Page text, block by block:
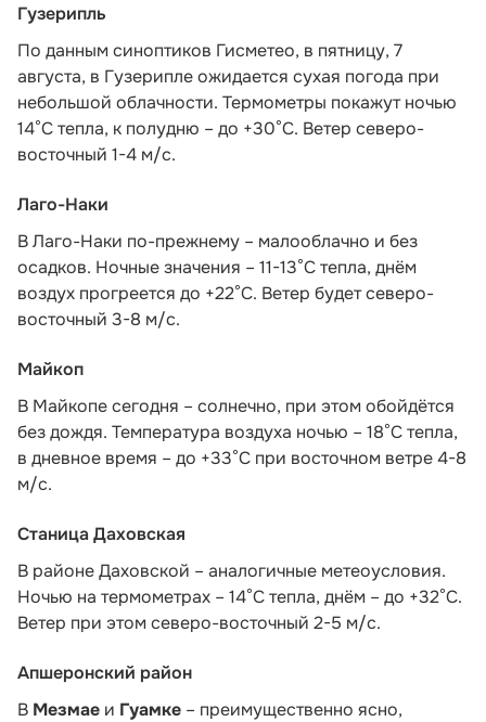
Гузерипль
По данным синоптиков Гисметео, в пятницу, 7
августа, в Гузерипле ожидается сухая погода при
небольшой облачности. Термометры покажут ночью
14°С тепла, к полудню – до +30°С. Ветер северо-
восточный 1-4 м/с.
Лаго-Наки
В Лаго-Наки по-прежнему – малооблачно и без
осадков. Ночные значения – 11-13°С тепла, днём
воздух прогреется до +22°С. Ветер будет северо-
восточный 3-8 м/с.
Майкоп
В Майкопе сегодня – солнечно, при этом обойдётся
без дождя. Температура воздуха ночью – 18°С тепла,
в дневное время – до +33°С при восточном ветре 4-8
м/с.
Станица Даховская
В районе Даховской – аналогичные метеоусловия.
Ночью на термометрах – 14°C тепла, днём – до +32°C.
Ветер при этом северо-восточный 2-5 м/с.
Апшеронский район
В Мезмае и Гуамке – преимущественно ясно,